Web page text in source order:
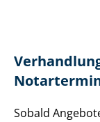
Sobald